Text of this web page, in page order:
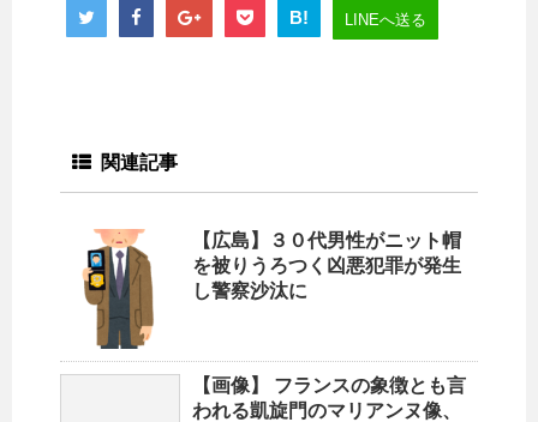
B! LINEへ送る
関連記事
【広島】３０代男性がニット帽
を被りうろつく凶悪犯罪が発生
し警察沙汰に
【画像】 フランスの象徴とも言
われる凱旋門のマリアンヌ像、